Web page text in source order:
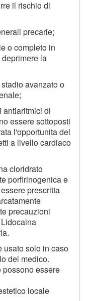
il rischio di
precarie;
o completo in
la
avanzato o
antiaritmici di
essere sottoposti
l'opportunita del
a livello cardiaco
cloridrato
porfirinogenica e
prescritta
precauzioni
usato solo in caso
del medico.
essere
locale